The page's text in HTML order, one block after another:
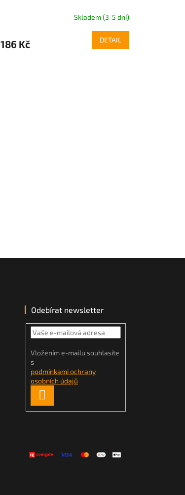
Skladem (3-5 dní)
186 Kč DETAIL
Odebírat newsletter
Vložením e-mailu souhlasíte
s
podmínkami ochrany
osobních údajů
SE